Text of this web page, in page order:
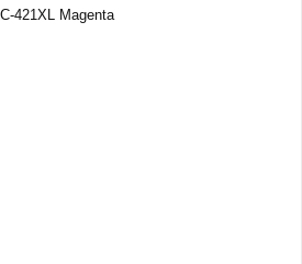
421XL Magenta